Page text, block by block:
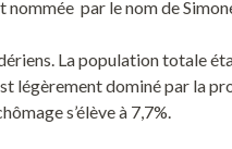
par le nom de
La population totale
légèrement dominé par la
s’élève à 7,7%.